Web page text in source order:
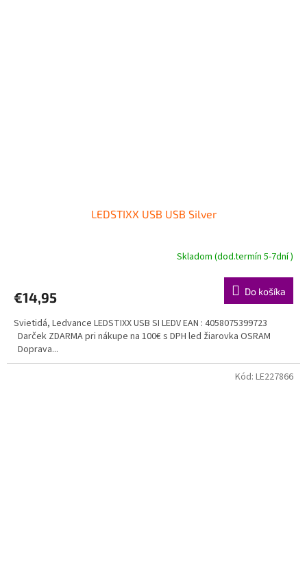
LEDSTIXX USB USB Silver
Skladom (dod.termín 5-7dní )
€14,95 Do košíka
Svietidá, Ledvance LEDSTIXX USB SI LEDV EAN : 4058075399723
Darček ZDARMA pri nákupe na 100€ s DPH led žiarovka OSRAM
Doprava...
Kód: LE227866